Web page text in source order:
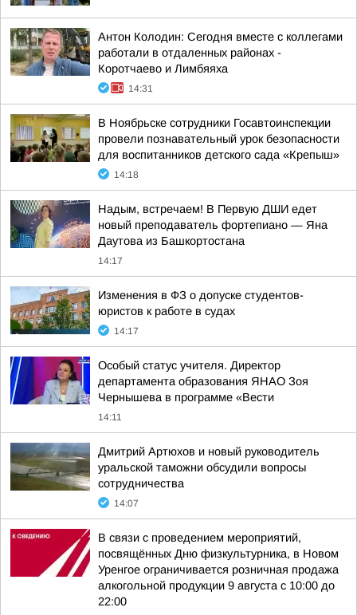
Антон Колодин: Сегодня вместе с коллегами
работали в отдаленных районах -
Коротчаево и Лимбяяха
14:31
В Ноябрьске сотрудники Госавтоинспекции
провели познавательный урок безопасности
для воспитанников детского сада «Крепыш»
14:18
Надым, встречаем! В Первую ДШИ едет
новый преподаватель фортепиано — Яна
Даутова из Башкортостана
14:17
Изменения в ФЗ о допуске студентов-
юристов к работе в судах
14:17
Особый статус учителя. Директор
департамента образования ЯНАО Зоя
Чернышева в программе «Вести
14:11
Дмитрий Артюхов и новый руководитель
уральской таможни обсудили вопросы
сотрудничества
14:07
В связи с проведением мероприятий,
посвящённых Дню физкультурника, в Новом
Уренгое ограничивается розничная продажа
алкогольной продукции 9 августа с 10:00 до
22:00